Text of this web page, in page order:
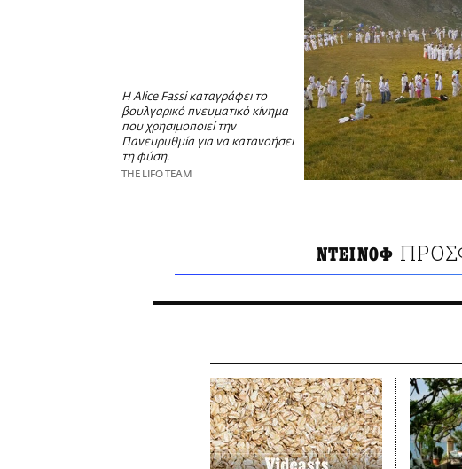
Η Alice Fassi καταγράφει το
βουλγαρικό πνευματικό κίνημα
που χρησιμοποιεί την
Πανευρυθμία για να κατανοήσει
τη φύση.
THE LIFO TEAM
ΝΤΕΙΝΟΦ